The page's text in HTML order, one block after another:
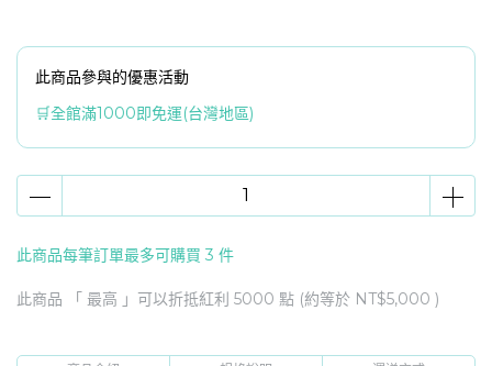
此商品參與的優惠活動
🛒全館滿1000即免運(台灣地區)
此商品每筆訂單最多可購買 3 件
此商品 「 最高 」可以折抵紅利 5000 點 (約等於 NT$5,000 )